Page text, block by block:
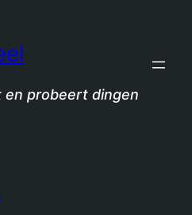
en probeert dingen